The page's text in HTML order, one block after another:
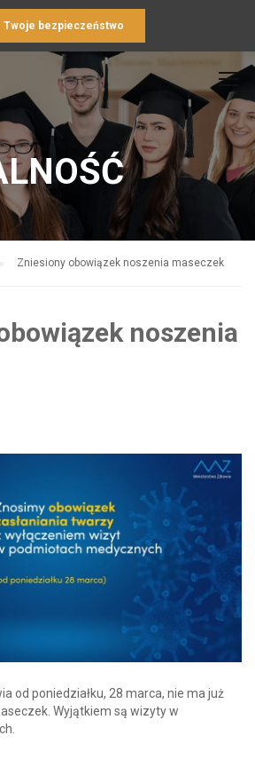
Twoje bezpieczeństwo
Zniesiony obowiązek noszenia maseczek
noszenia
od poniedziałku, 28 marca, nie ma już
Wyjątkiem są wizyty w